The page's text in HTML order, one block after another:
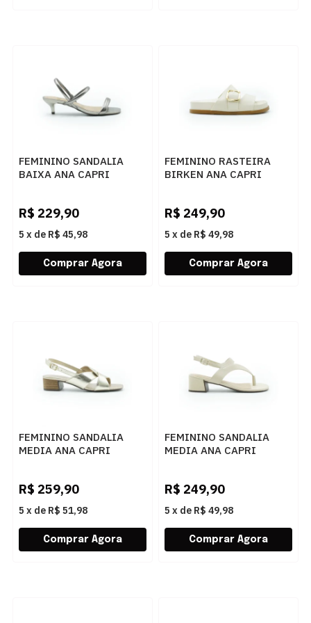
FEMININO SANDALIA
BAIXA ANA CAPRI
R$ 229,90
5 x de R$ 45,98
FEMININO RASTEIRA
BIRKEN ANA CAPRI
R$ 249,90
5 x de R$ 49,98
FEMININO SANDALIA
MEDIA ANA CAPRI
R$ 259,90
5 x de R$ 51,98
FEMININO SANDALIA
MEDIA ANA CAPRI
R$ 249,90
5 x de R$ 49,98